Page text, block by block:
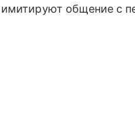
общение с